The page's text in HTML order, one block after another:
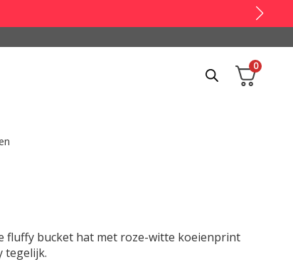
0
fluffy bucket hat met roze-witte koeienprint
tegelijk.